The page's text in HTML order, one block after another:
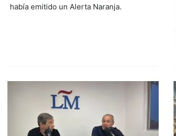
había emitido un Alerta Naranja.